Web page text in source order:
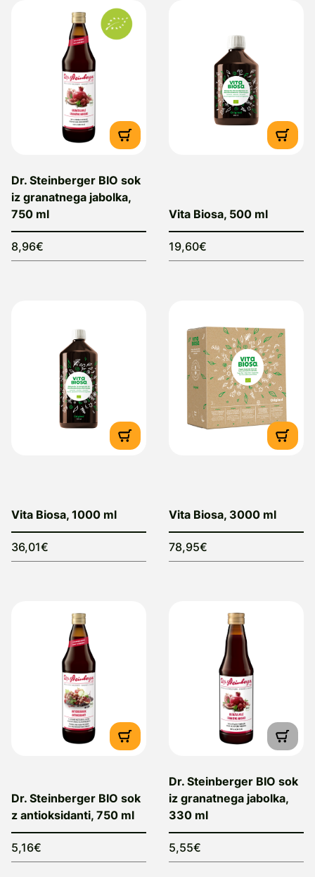
Dr. Steinberger BIO sok
iz granatnega jabolka,
750 ml
8,96€
Vita Biosa, 500 ml
19,60€
Vita Biosa, 1000 ml
36,01€
Vita Biosa, 3000 ml
78,95€
Dr. Steinberger BIO sok
z antioksidanti, 750 ml
5,16€
Dr. Steinberger BIO sok
iz granatnega jabolka,
330 ml
5,55€